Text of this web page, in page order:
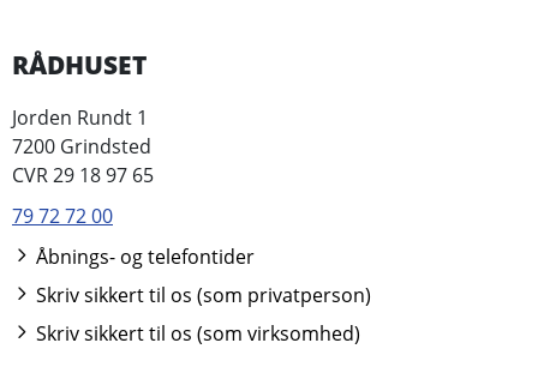
RÅDHUSET
Jorden Rundt 1
7200 Grindsted
CVR 29 18 97 65
79 72 72 00
Åbnings- og telefontider
Skriv sikkert til os (som privatperson)
Skriv sikkert til os (som virksomhed)